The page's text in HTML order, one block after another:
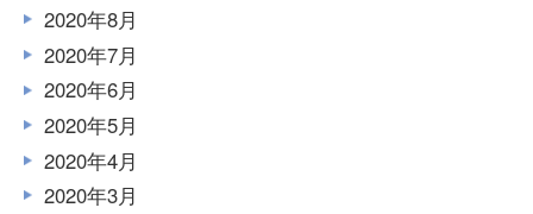
2020年8月
2020年7月
2020年6月
2020年5月
2020年4月
2020年3月